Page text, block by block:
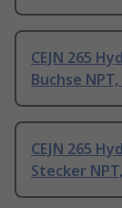
CEJN 265
Buchse
CEJN 265
Stecker